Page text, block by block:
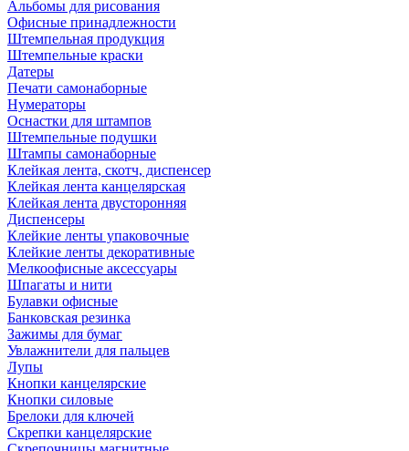
Альбомы для рисования
Офисные принадлежности
Штемпельная продукция
Штемпельные краски
Датеры
Печати самонаборные
Нумераторы
Оснастки для штампов
Штемпельные подушки
Штампы самонаборные
Клейкая лента, скотч, диспенсер
Клейкая лента канцелярская
Клейкая лента двусторонняя
Диспенсеры
Клейкие ленты упаковочные
Клейкие ленты декоративные
Мелкоофисные аксессуары
Шпагаты и нити
Булавки офисные
Банковская резинка
Зажимы для бумаг
Увлажнители для пальцев
Лупы
Кнопки канцелярские
Кнопки силовые
Брелоки для ключей
Скрепки канцелярские